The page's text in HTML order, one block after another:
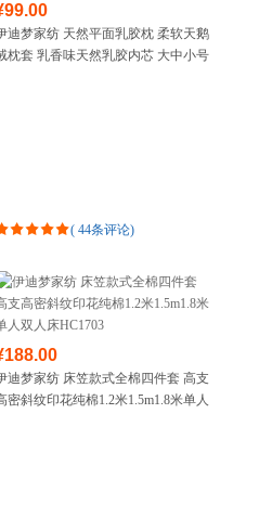
迪梦家纺 天然平面乳胶枕 柔软天鹅
枕套 乳香味天然乳胶内芯 大中小号
( 44条评论)
迪梦家纺 床笠款式全棉四件套 高支
密斜纹印花纯棉1.2米1.5m1.8米单人